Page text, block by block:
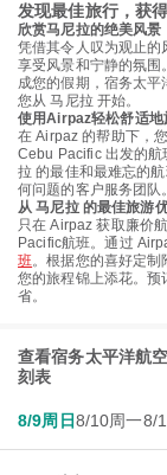
发现最佳旅行，获
欣赏马尼拉的绝美风景
凭借其令人叹为观止的
享受风景和宁静的氛
成您的假期，宿务太
您从 马尼拉 开始。
使用Airpaz轻松舒适地
在 Airpaz 的帮助下，
Cebu Pacific 出发的航
拉 的最佳和最难忘的
何问题的客户服务团队
从 马尼拉 的最佳旅游
只在 Airpaz 获取廉价
Pacific航班。通过
班。根据您的喜好定
您的旅程锦上添花。
省。
查看宿务太平洋航
刻表
8/9周日8/10周一8/